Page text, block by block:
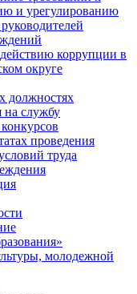
и урегулированию
коррупции в
округе
должностях
на службу
проведения
труда
молодежной